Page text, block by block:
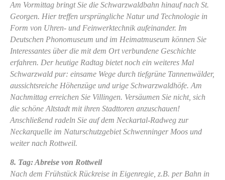
Am Vormittag bringt Sie die Schwarzwaldbahn hinauf nach St.
Georgen. Hier treffen ursprüngliche Natur und Technologie in
Form von Uhren- und Feinwerktechnik aufeinander. Im
Deutschen Phonomuseum und im Heimatmuseum können Sie
Interessantes über die mit dem Ort verbundene Geschichte
erfahren. Der heutige Radtag bietet noch ein weiteres Mal
Schwarzwald pur: einsame Wege durch tiefgrüne Tannenwälder,
aussichtsreiche Höhenzüge und urige Schwarzwaldhöfe. Am
Nachmittag erreichen Sie Villingen. Versäumen Sie nicht, sich
die schöne Altstadt mit ihren Stadttoren anzuschauen!
Anschließend radeln Sie auf dem Neckartal-Radweg zur
Neckarquelle im Naturschutzgebiet Schwenninger Moos und
weiter nach Rottweil.
8. Tag: Abreise von Rottweil
Nach dem Frühstück Rückreise in Eigenregie, z.B. per Bahn in